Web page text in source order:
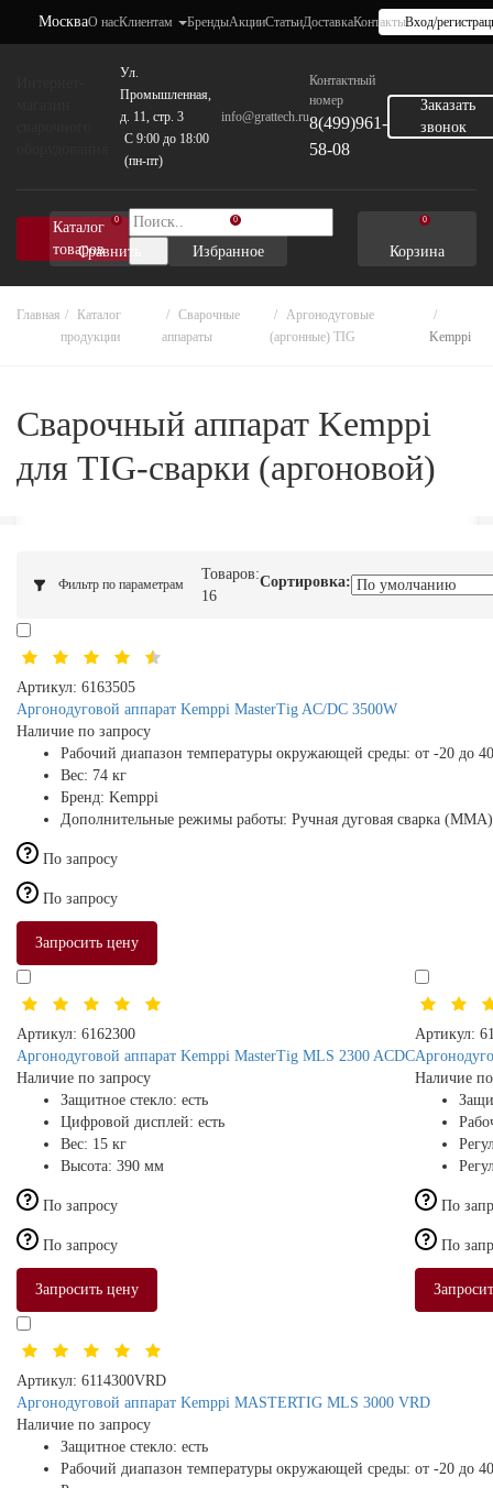
МоскваО насКлиентам БрендыАкцииСтатьиДоставкаКонтактыВход/
Ул.
Промышленная,
д. 11, стр. 3
C 9:00 до 18:00
(пн-пт)
info@grattech.ru
Контактный
номер
8(499)961-
58-08
Заказать
звонок
Каталог
товаров
0
Сравнить
0
Избранное
0
Корзина
Главная
Каталог
продукции
Сварочные
аппараты
Аргонодуговые
(аргонные) TIG
Kemppi
Сварочный аппарат Kemppi
для TIG-сварки (аргоновой)
Фильтр по параметрам
Товаров:
16
Сортировка:
Артикул: 6163505
Аргонодуговой аппарат Kemppi MasterTig AC/DC 3500W
Наличие по запросу
Рабочий диапазон температуры окружающей среды: от -20 до
Вес: 74 кг
Бренд: Kemppi
Дополнительные режимы работы: Ручная дуговая сварка (MMA)
По запросу
По запросу
Запросить цену
Артикул: 6162300
Аргонодуговой аппарат Kemppi MasterTig MLS 2300 ACDC
Наличие по запросу
Защитное стекло: есть
Цифровой дисплей: есть
Вес: 15 кг
Высота: 390 мм
По запросу
По запросу
Запросить цену
Артикул:
Наличие
По
По
Артикул: 6114300VRD
Аргонодуговой аппарат Kemppi MASTERTIG MLS 3000 VRD
Наличие по запросу
Защитное стекло: есть
Рабочий диапазон температуры окружающей среды: от -20 до